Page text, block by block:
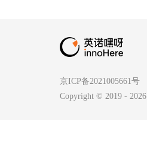
京ICP备2021005661号
Copyright © 2019 - 2026